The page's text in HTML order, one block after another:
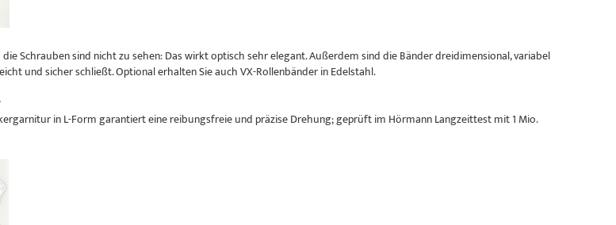
Schrauben sind nicht zu sehen: Das wirkt optisch sehr elegant. Außerdem sind die Bänder dreidimensional, variabel
und sicher schließt. Optional erhalten Sie auch VX-Rollenbänder in Edelstahl.
in L-Form garantiert eine reibungsfreie und präzise Drehung; geprüft im Hörmann Langzeittest mit 1 Mio.